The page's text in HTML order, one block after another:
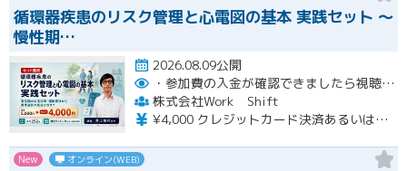
循環器疾患のリスク管理と心電図の基本 実践セット ～
慢性期…
2026.08.09公開
・参加費の入金が確認できましたら視聴用URLとパスワードおよび資料をお申込みいただきましたメールアドレスに送付します。
株式会社Work Shift
¥4,000 クレジットカード決済あるいは銀行振込となります。
New オンライン(WEB)